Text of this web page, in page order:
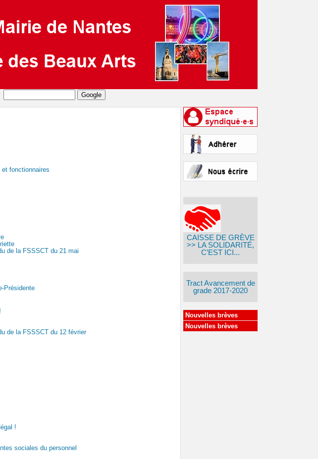
fonctionnaires
de la FSSSCT du 21 mai
Présidente
de la FSSSCT du 12 février
!
sociales du personnel
CAISSE DE GRÈVE
>> LA SOLIDARITÉ,
C’EST ICI...
Tract Avancement de
grade 2017-2020
Nouvelles brèves
Nouvelles brèves